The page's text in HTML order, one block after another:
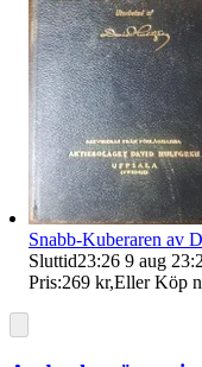
Snabb-Kuberaren av
Sluttid23:26 9 aug
Pris:269 kr,Eller Köp